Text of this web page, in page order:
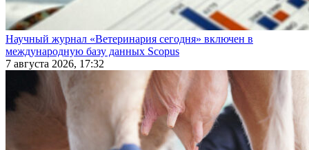
Научный журнал «Ветеринария сегодня» включен в
международную базу данных Scopus
7 августа 2026, 17:32